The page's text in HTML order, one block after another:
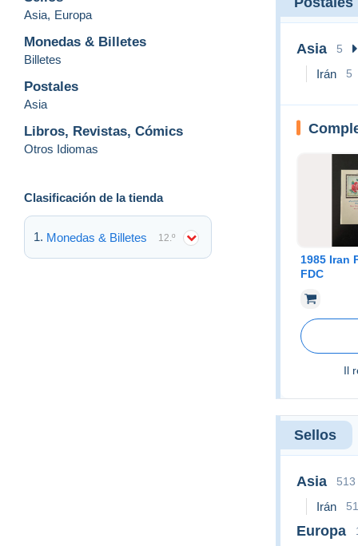
Asia, Europa
Monedas & Billetes
Billetes
Postales
Asia
Libros, Revistas, Cómics
Otros Idiomas
Clasificación de la tienda
Monedas & Billetes 12.º
Asia 5
Irán 5
1985 Iran
FDC
Il
Sellos
Asia 513
Irán
Europa